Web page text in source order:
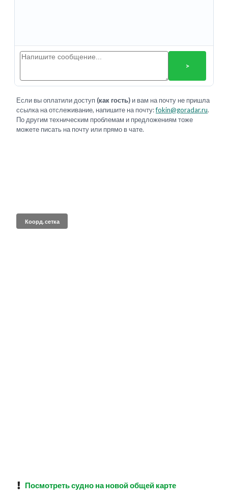
>
Если вы оплатили доступ (как гость) и вам на почту не пришла
ссылка на отслеживание, напишите на почту:fokin@goradar.ru.
По другим техническим проблемам и предложениям тоже
можете писать на почту или прямо в чате.
Коорд. сетка
Посмотреть судно на новой общей карте